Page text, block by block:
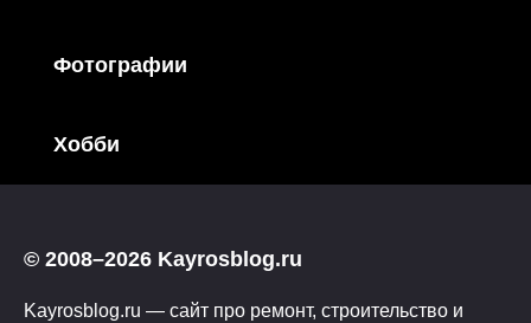
Фотографии
Хобби
© 2008–2026 Kayrosblog.ru
Kayrosblog.ru — сайт про ремонт, строительство и